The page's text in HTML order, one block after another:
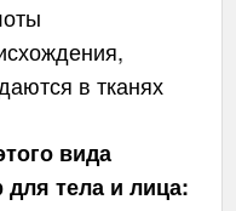
в тканях
вида
для тела и лица: